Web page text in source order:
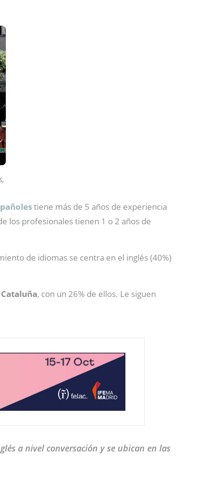
tiene más de 5 años de experiencia
los profesionales tienen 1 o 2 años de
de idiomas se centra en el inglés (40%)
Cataluña, con un 26% de ellos. Le siguen
a nivel conversación y se ubican en las